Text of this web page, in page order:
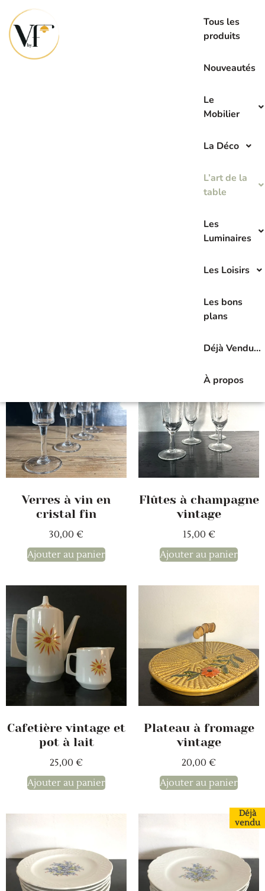
Tous les
produits
Nouveautés
Le
Mobilier
La Déco
L’art de la
table
Les
Luminaires
Les Loisirs
Les bons
plans
Déjà Vendu…
À propos
Verres à vin en
cristal fin
30,00 €
Ajouter au panier
Flûtes à champagne
vintage
15,00 €
Ajouter au panier
Cafetière vintage et
pot à lait
25,00 €
Ajouter au panier
Plateau à fromage
vintage
20,00 €
Ajouter au panier
Déjà
vendu